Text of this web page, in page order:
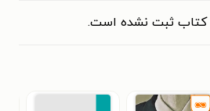
کتاب ثبت نشده است.